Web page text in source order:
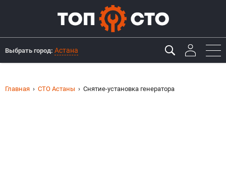
Выбрать город: Астана
Главная СТО Астаны Снятие-установка генератора